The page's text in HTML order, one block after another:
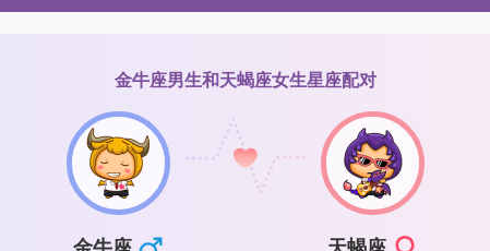
金牛座男生和天蝎座女生星座配对